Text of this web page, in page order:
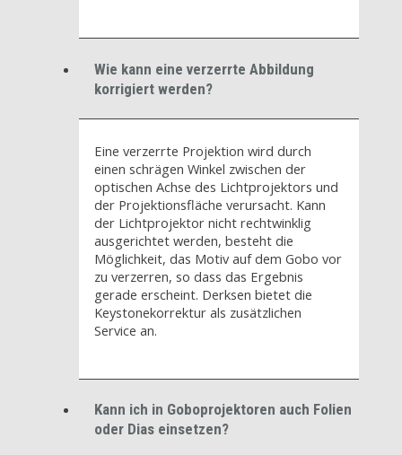
Wie kann eine verzerrte Abbildung
korrigiert werden?
Eine verzerrte Projektion wird durch
einen schrägen Winkel zwischen der
optischen Achse des Lichtprojektors und
der Projektionsfläche verursacht. Kann
der Lichtprojektor nicht rechtwinklig
ausgerichtet werden, besteht die
Möglichkeit, das Motiv auf dem Gobo vor
zu verzerren, so dass das Ergebnis
gerade erscheint. Derksen bietet die
Keystonekorrektur als zusätzlichen
Service an.
Kann ich in Goboprojektoren auch Folien
oder Dias einsetzen?